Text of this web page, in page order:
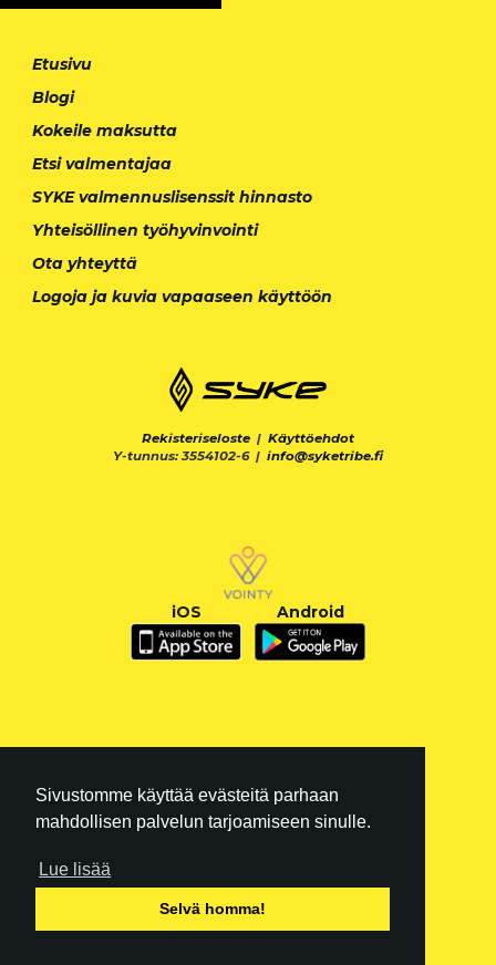
Sivustomme käyttää evästeitä parhaan
mahdollisen palvelun tarjoamiseen sinulle.
Lue lisää
Selvä homma!
Etusivu
Blogi
Kokeile maksutta
Etsi valmentajaa
SYKE valmennuslisenssit hinnasto
Yhteisöllinen työhyvinvointi
Ota yhteyttä
Logoja ja kuvia vapaaseen käyttöön
Rekisteriseloste | Käyttöehdot
Y-tunnus: 3554102-6 | info@syketribe.fi
iOS Android